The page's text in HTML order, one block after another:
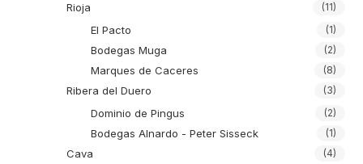
Rioja (11)
El Pacto (1)
Bodegas Muga (2)
Marques de Caceres (8)
Ribera del Duero (3)
Dominio de Pingus (2)
Bodegas Alnardo - Peter Sisseck (1)
Cava (4)